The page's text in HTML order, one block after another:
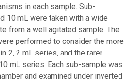
in each sample. Sub-
10 mL were taken with a wide
from a well agitated sample. The
performed to consider the more
2, 2 mL series, and the rarer
mL series. Each sub-sample was
and examined under inverted